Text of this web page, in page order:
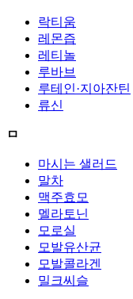
락티움
레몬즙
레티놀
루바브
루테인·지아잔틴
류신
ㅁ
마시는 샐러드
말차
맥주효모
멜라토닌
모로실
모발유산균
모발콜라겐
밀크씨슬